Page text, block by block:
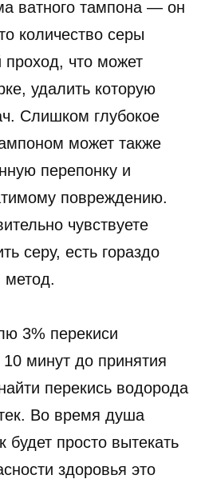
ватного тампона — он
количество серы
проход, что может
удалить которую
Слишком глубокое
может также
перепонку и
повреждению.
чувствуете
серу, есть гораздо
метод.
3% перекиси
минут до принятия
перекись водорода
Во время душа
будет просто вытекать
здоровья это